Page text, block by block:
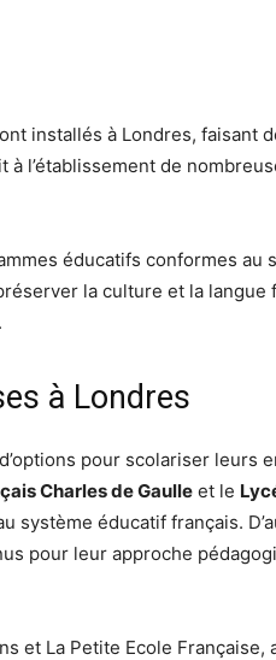
installés à Londres, faisant
l’établissement de
éducatifs conformes
la culture et la
à Londres
pour scolariser leurs
Charles de Gaulle et le
éducatif français.
pour leur approche
et La Petite Ecole